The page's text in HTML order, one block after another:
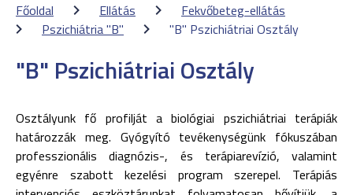
Főoldal
Ellátás
Fekvőbeteg-ellátás
Pszichiátria "B"
"B" Pszichiátriai Osztály
"B" Pszichiátriai Osztály
Osztályunk fő profilját a biológiai pszichiátriai terápiák
határozzák meg. Gyógyító tevékenységünk fókuszában
professzionális diagnózis-, és terápiarevízió, valamint
egyénre szabott kezelési program szerepel. Terápiás